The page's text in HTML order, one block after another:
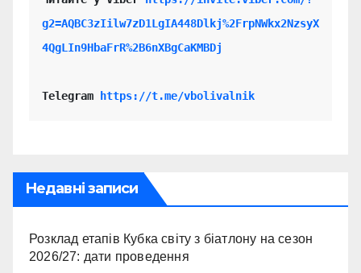
g2=AQBC3zIilw7zD1LgIA448Dlkj%2FrpNWkx2NzsyX
4QgLIn9HbaFrR%2B6nXBgCaKMBDj
Telegram https://t.me/vbolivalnik
Недавні записи
Розклад етапів Кубка світу з біатлону на сезон
2026/27: дати проведення